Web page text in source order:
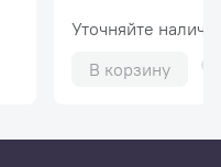
Уточняйте
В корзину